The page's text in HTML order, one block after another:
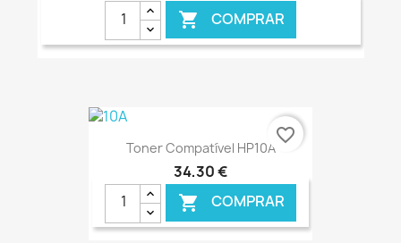
 COMPRAR
€ ONLINE
Toner Compatível HP10A
34,30 €
 COMPRAR
favorite_border